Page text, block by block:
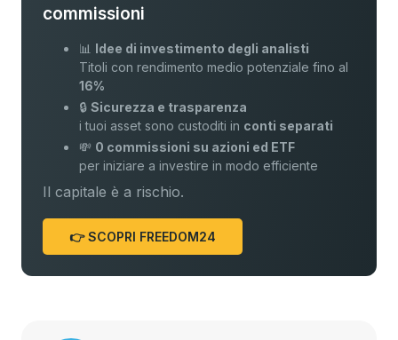
commissioni
📊 Idee di investimento degli analisti
Titoli con rendimento medio potenziale fino al
16%
🔒Sicurezza e trasparenza
i tuoi asset sono custoditi in conti separati
💸 0 commissioni su azioni ed ETF
per iniziare a investire in modo efficiente
Il capitale è a rischio.
👉 SCOPRI FREEDOM24